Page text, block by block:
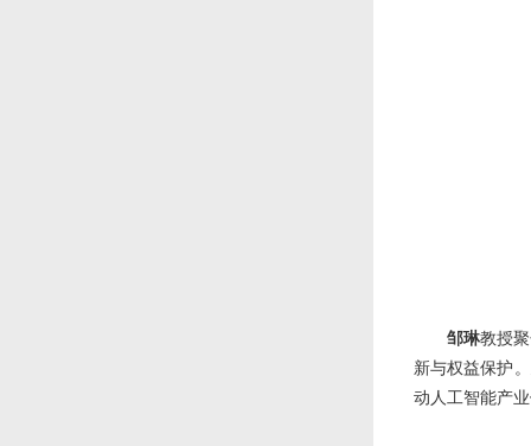
邹琳教授
新与权益保护
动人工智能产